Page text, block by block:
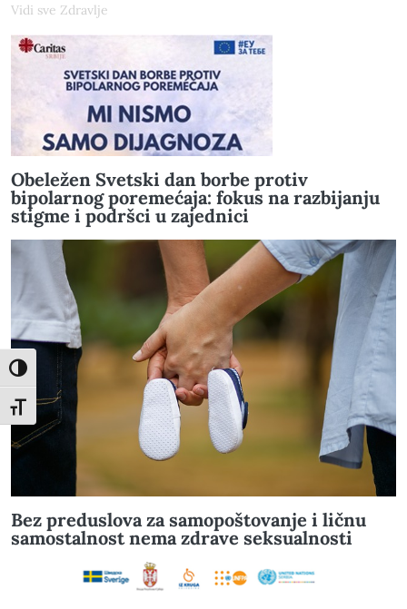
Toggle High Contrast
Toggle Font size
Vidi sve Zdravlje
Obeležen Svetski dan borbe protiv
bipolarnog poremećaja: fokus na razbijanju
stigme i podršci u zajednici
Bez preduslova za samopoštovanje i ličnu
samostalnost nema zdrave seksualnosti